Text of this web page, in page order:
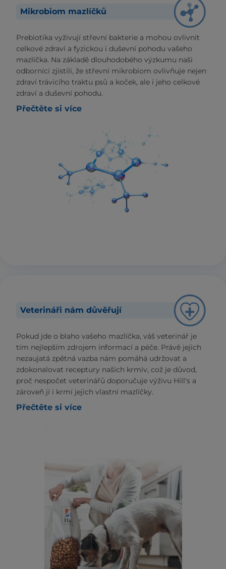
Mikrobiom mazlíčků
Prebiotika vyživují střevní bakterie a mohou ovlivnit
celkové zdraví a fyzickou i duševní pohodu vašeho
mazlíčka. Na základě dlouhodobého výzkumu naši
odborníci zjistili, že střevní mikrobiom ovlivňuje nejen
zdraví trávicího traktu psů a koček, ale i jeho celkové
zdraví a duševní pohodu.
Přečtěte si více
Veterináři nám důvěřují
Pokud jde o blaho vašeho mazlíčka, váš veterinář je
tím nejlepším zdrojem informací a péče. Právě jejich
nezaujatá zpětná vazba nám pomáhá udržovat a
zdokonalovat receptury našich krmiv, což je důvod,
proč nespočet veterinářů doporučuje výživu Hill's a
zároveň jí i krmí jejich vlastní mazlíčky.
Přečtěte si více